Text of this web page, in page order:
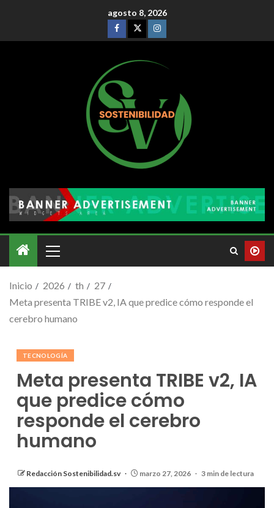
agosto 8, 2026
Inicio 2026 th
27
Meta presenta TRIBE v2, IA que predice cómo responde el
cerebro humano
TECNOLOGÍA
Meta presenta TRIBE v2, IA
que predice cómo
responde el cerebro
humano
Redacción Sostenibilidad.sv marzo 27, 2026 3 min de lectura